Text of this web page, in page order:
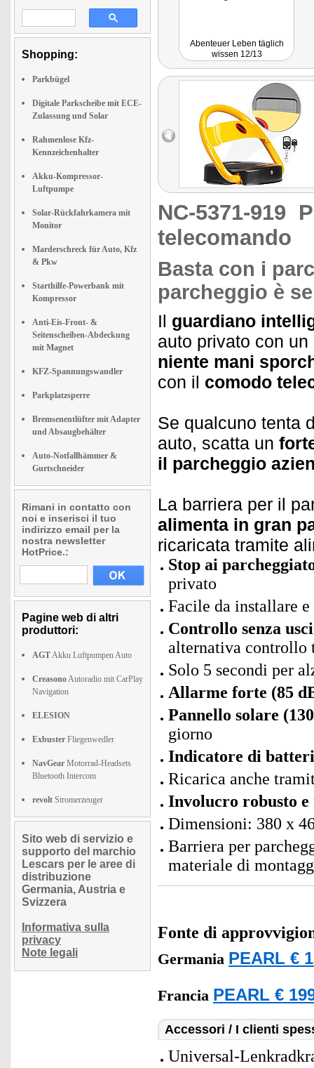
Shopping:
Parkbügel
Digitale Parkscheibe mit ECE-
Zulassung und Solar
Rahmenlose Kfz-
Kennzeichenhalter
Akku-Kompressor-
Luftpumpe
Solar-Rückfahrkamera mit
Monitor
Marderschreck für Auto, Kfz
& Pkw
Starthilfe-Powerbank mit
Kompressor
Anti-Eis-Front- &
Seitenscheiben-Abdeckung
mit Magnet
KFZ-Spannungswandler
Parkplatzsperre
Bremsenentlüfter mit Adapter
und Absaugbehälter
Auto-Notfallhämmer &
Gurtschneider
Rimani in contatto con
noi e inserisci il tuo
indirizzo email per la
nostra newsletter
HotPrice.:
Pagine web di altri
produttori:
AGTAkku Luftpumpen Auto
CreasonoAutoradio mit CarPlay
Navigation
ELESION
Exbuster Fliegenwedler
NavGear Motorrad-Headsets
Bluetooth Intercom
revolt Stromerzeuger
Sito web di servizio e
supporto del marchio
Lescars per le aree di
distribuzione
Germania, Austria e
Svizzera
Informativa sulla
privacy
Note legali
Abenteuer Leben täglich
wissen 12/13
NC-5371-919
telecomando
Basta con i
parcheggio è
Il guardiano
auto privato con un
niente mani
con il comodo
Se qualcuno tenta
auto, scatta un
il parcheggio
La barriera per il
alimenta in gran
ricaricata tramite
Stop ai
privato
Facile da installare
Controllo senza
alternativa controllo
Solo 5 secondi per
Allarme forte (85
Pannello solare
giorno
Indicatore di
Ricarica anche
Involucro robusto
Dimensioni: 380 x
Barriera per
materiale di
Fonte di
Germania PEARL €
Francia PEARL €
Accessori / I clienti
Universal-